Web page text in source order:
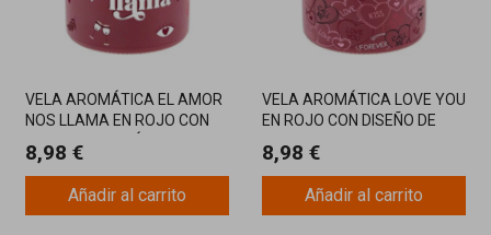
VELA AROMÁTICA EL AMOR
NOS LLAMA EN ROJO CON
AROMA ENVOLVENTE
8,98 €
Añadir al carrito
VELA AROMÁTICA LOVE YOU
EN ROJO CON DISEÑO DE
DE AMOR
8,98 €
Añadir al carrito